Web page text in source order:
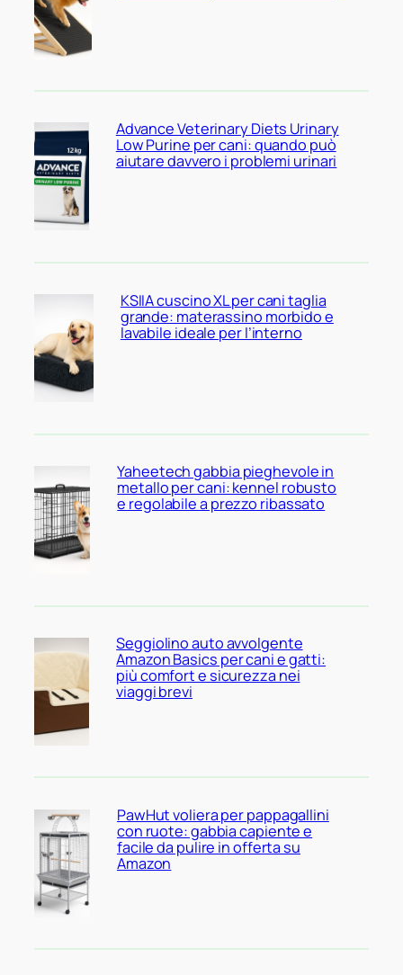
Advance Veterinary Diets Urinary
Low Purine per cani: quando può
aiutare davvero i problemi urinari
KSIIA cuscino XL per cani taglia
grande: materassino morbido e
lavabile ideale per l’interno
Yaheetech gabbia pieghevole in
metallo per cani: kennel robusto
e regolabile a prezzo ribassato
Seggiolino auto avvolgente
Amazon Basics per cani e gatti:
più comfort e sicurezza nei
viaggi brevi
PawHut voliera per pappagallini
con ruote: gabbia capiente e
facile da pulire in offerta su
Amazon